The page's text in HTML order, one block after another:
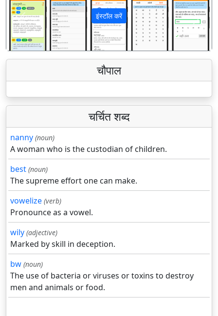
इंस्टॉल करें
पिछला अगला
चौपाल
चर्चित शब्द
nanny (noun)
A woman who is the custodian of children.
best (noun)
The supreme effort one can make.
vowelize (verb)
Pronounce as a vowel.
wily (adjective)
Marked by skill in deception.
bw (noun)
The use of bacteria or viruses or toxins to destroy
men and animals or food.